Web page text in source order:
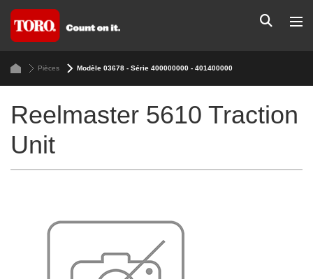
Pièces Modèle 03678 - Série 400000000 - 401400000
Reelmaster 5610 Traction
Unit